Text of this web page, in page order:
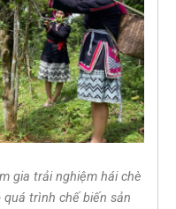
gia trải nghiệm hái chè
trình chế biến sản